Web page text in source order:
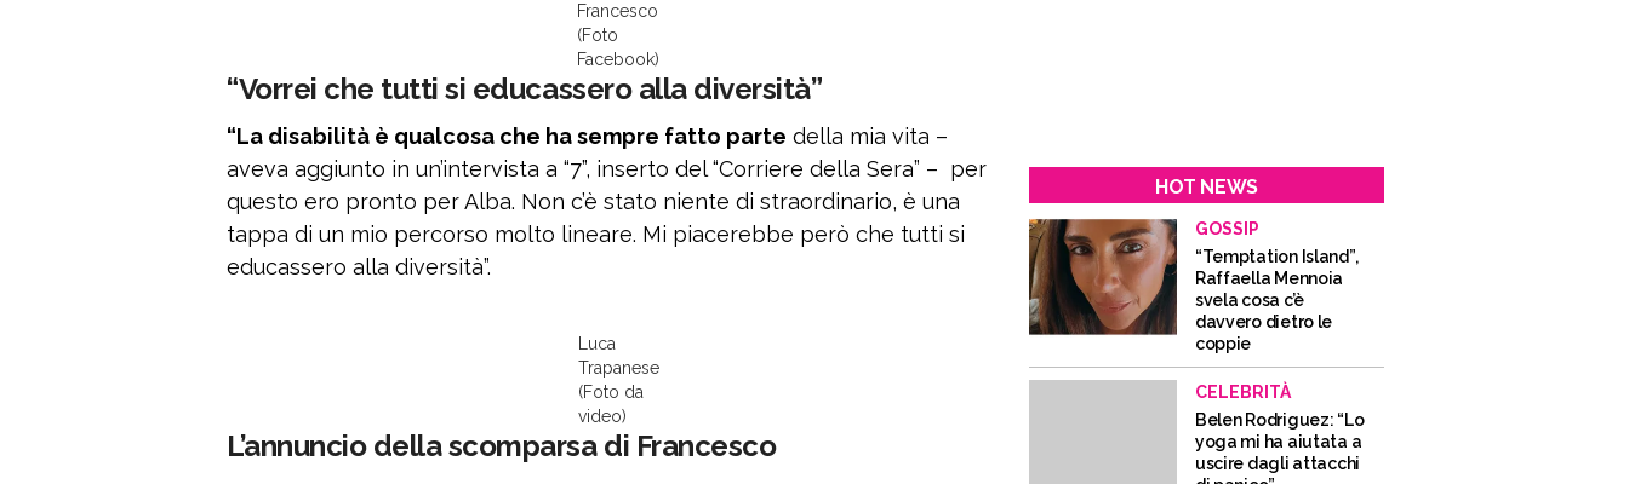
Francesco
(Foto
Facebook)
“Vorrei che tutti si educassero alla diversità”
“La disabilità è qualcosa che ha sempre fatto parte della mia vita –
aveva aggiunto in un’intervista a “7”, inserto del “Corriere della Sera” – per
questo ero pronto per Alba. Non c’è stato niente di straordinario, è una
tappa di un mio percorso molto lineare. Mi piacerebbe però che tutti si
educassero alla diversità”.
Luca
Trapanese
(Foto da
video)
L’annuncio della scomparsa di Francesco
HOT NEWS
GOSSIP
“Temptation Island”,
Raffaella Mennoia
svela cosa c’è
davvero dietro le
coppie
CELEBRITÀ
Belen Rodriguez: “Lo
yoga mi ha aiutata a
uscire dagli attacchi